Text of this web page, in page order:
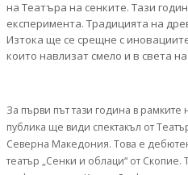
на Театъра на сенките. Тази
експеримента. Традицията на
Изтока ще се срещне с
които навлизат смело и в света
За първи път тази година в рамките
публика ще види спектакъл от
Северна Македония. Това е
театър „Сенки и облаци“ от